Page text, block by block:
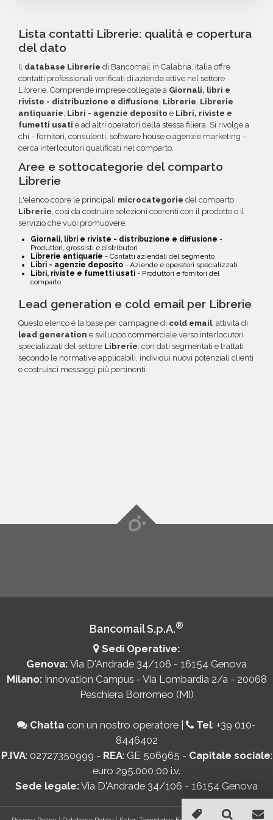
campagna.
inesistenti o DNS errati.
i circuiti protetti Banca Sella e PayPal. Inoltre,
per acquisti voluminosi, è possibile acquistare
maggiori informazioni su come sfruttare
questa opzione.
Lista contatti Librerie: qualità e copertura
del dato
Il database Librerie di Bancomail in Calabria, Italia offre
contatti professionali verificati di aziende attive nel settore
Librerie. Comprende imprese collegate a Giornali, libri e
riviste - distribuzione e diffusione, Librerie, Librerie
antiquarie, Libri - agenzie deposito e Libri, riviste e
fumetti usati e ad altri operatori della stessa filiera. Si rivolge a
chi - fornitori, consulenti, software house o agenzie marketing -
cerca interlocutori qualificati nel comparto.
Aree e sottocategorie del comparto
Librerie
L'elenco copre le principali microcategorie del comparto
Librerie , così da costruire selezioni coerenti con il prodotto o il
servizio che vuoi promuovere.
Giornali, libri e riviste - distribuzione e diffusione -
Produttori, grossisti e distributori
Librerie antiquarie - Contatti aziendali del segmento
Libri - agenzie deposito - Aziende e operatori specializzati
Libri, riviste e fumetti usati - Produttori e fornitori del
comparto
Lead generation e cold email per Librerie
Questo elenco è la base per campagne di cold email, attività di
lead generation e sviluppo commerciale verso interlocutori
specializzati del settore Librerie: con dati segmentati e trattati
secondo le normative applicabili, individui nuovi potenziali clienti
e costruisci messaggi più pertinenti.
Bancomail S.p.A.®
Sedi Operative:
Genova: Via D'Andrade 34/106 - 16154 Genova
Milano: Innovation Campus - Via Lombardia 2/a - 20068
Peschiera Borromeo (MI)
Chatta con un nostro operatore | Tel: +39 010-
8446402
P.IVA: 02727350999 - REA: GE 506965 - Capitale sociale:
euro 295.000,00 i.v.
Sede legale:Via D'Andrade 34/106 - 16154 Genova